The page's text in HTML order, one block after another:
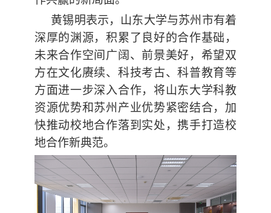
黄锡明表示，山东大学与苏州市有着
深厚的渊源，积累了良好的合作基础，
未来合作空间广阔、前景美好，希望双
方在文化赓续、科技考古、科普教育等
方面进一步深入合作，将山东大学科教
资源优势和苏州产业优势紧密结合，加
快推动校地合作落到实处，携手打造校
地合作新典范。